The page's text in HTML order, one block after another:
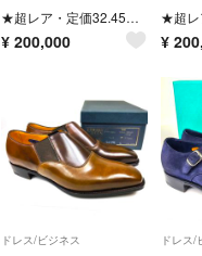
★超レア・定価32.45万円・新品未使用★ エドワードグリーン ドーバー DOVER 606ラスト ダークオーク サイズ9.5E
¥ 200,000 ¥
ドレス/ビジネス ドレス/